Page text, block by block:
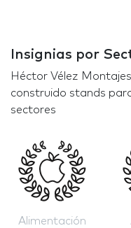
Insignias por
Héctor Vélez
construido stands
sectores
Alimentación